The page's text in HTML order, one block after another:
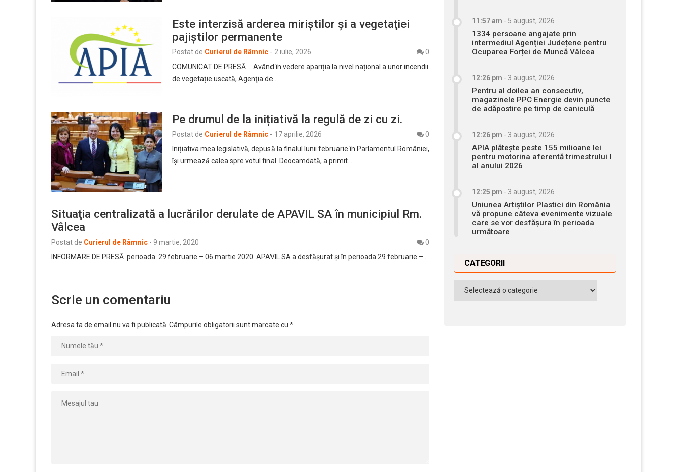
Este interzisă arderea miriştilor şi a vegetaţiei
pajiştilor permanente
Postat de Curierul de Râmnic - 2 iulie, 2026
0
COMUNICAT DE PRESĂ Având în vedere apariția la nivel național a unor incendii
de vegetație uscată, Agenţia de…
Pe drumul de la inițiativă la regulă de zi cu zi.
Postat de Curierul de Râmnic - 17 aprilie, 2026
0
Inițiativa mea legislativă, depusă la finalul lunii februarie în Parlamentul României,
își urmează calea spre votul final. Deocamdată, a primit…
Situaţia centralizată a lucrărilor derulate de APAVIL SA în municipiul Rm.
Vâlcea
Postat de Curierul de Râmnic - 9 martie, 2020
0
INFORMARE DE PRESĂ perioada 29 februarie – 06 martie 2020 APAVIL SA a desfăşurat şi în perioada 29 februarie –…
Scrie un comentariu
Adresa ta de email nu va fi publicată. Câmpurile obligatorii sunt marcate cu *
11:57 am - 5 august, 2026
1334 persoane angajate prin
intermediul Agenției Județene pentru
Ocuparea Forței de Muncă Vâlcea
12:26 pm - 3 august, 2026
Pentru al doilea an consecutiv,
magazinele PPC Energie devin puncte
de adăpostire pe timp de caniculă
12:26 pm - 3 august, 2026
APIA plătește peste 155 milioane lei
pentru motorina aferentă trimestrului I
al anului 2026
12:25 pm - 3 august, 2026
Uniunea Artiștilor Plastici din România
vă propune câteva evenimente vizuale
care se vor desfășura în perioada
următoare
CATEGORII
Categorii